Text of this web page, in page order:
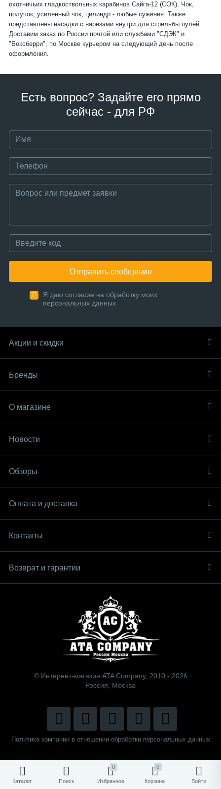
Каталог Поиск
0
Избранное
0
Корзина Войти
охотничьих гладкоствольных карабинов Сайга-12 (СОК). Чок,
получок, усиленный чок, цилиндр - любые сужения. Также
представлены насадки с нарезами внутри для стрельбы пулей.
Доставим заказ по России почтой или службами "СДЭК" и
"Боксберри", по Москве курьером на следующий день после
оформления.
Есть вопрос? Задайте его прямо
сейчас - для РФ
Отправить сообщение
Я даю согласие на обработку моих
персональных данных
Акции и скидки
Бренды
О магазине
Новости
Обзоры
Оплата и доставка
Контакты
Возврат и гарантии
© Интернет-магазин ATA Company, 2010 - 2026
Россия, Москва
Политика компании в отношении обработки персональных данных